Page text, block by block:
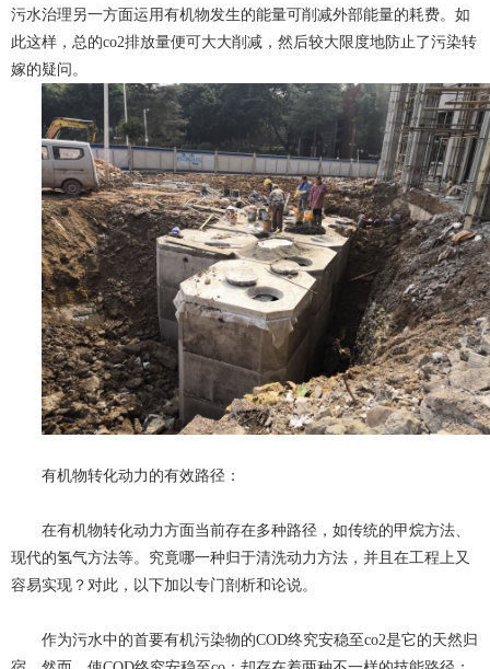
污水治理另一方面运用有机物发生的能量可削减外部能量的耗费。如
此这样，总的co2排放量便可大大削减，然后较大限度地防止了污染转
嫁的疑问。
有机物转化动力的有效路径：
在有机物转化动力方面当前存在多种路径，如传统的甲烷方法、
现代的氢气方法等。究竟哪一种归于清洗动力方法，并且在工程上又
容易实现？对此，以下加以专门剖析和论说。
作为污水中的首要有机污染物的COD终究安稳至co2是它的天然归